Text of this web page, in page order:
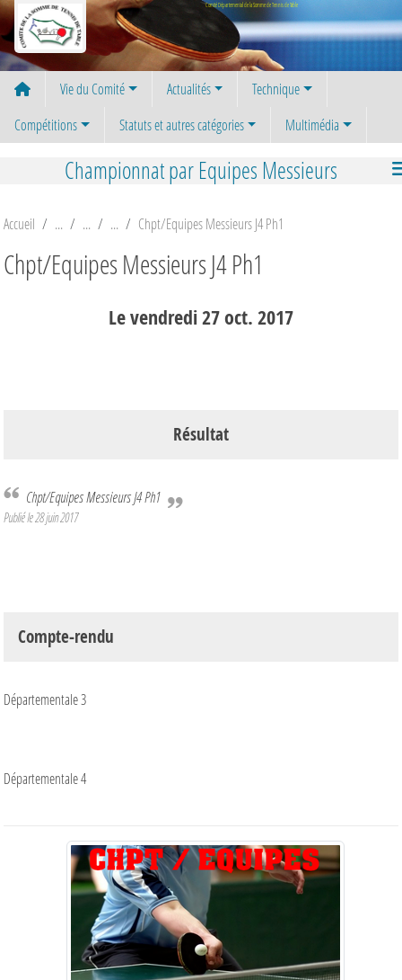
Comité Départemental de la Somme de Tennis de Table
Vie du Comité Actualités
Technique
Compétitions
Statuts et autres catégories Multimédia
Championnat par Equipes Messieurs
Accueil Chpt/Equipes Messieurs J4 Ph1
Chpt/Equipes Messieurs J4 Ph1
Levendredi27oct.2017
Résultat
Chpt/Equipes Messieurs J4 Ph1
Publié le28 juin 2017
Compte-rendu
Départementale 3
Départementale 4
Panneau de gestion des cookies